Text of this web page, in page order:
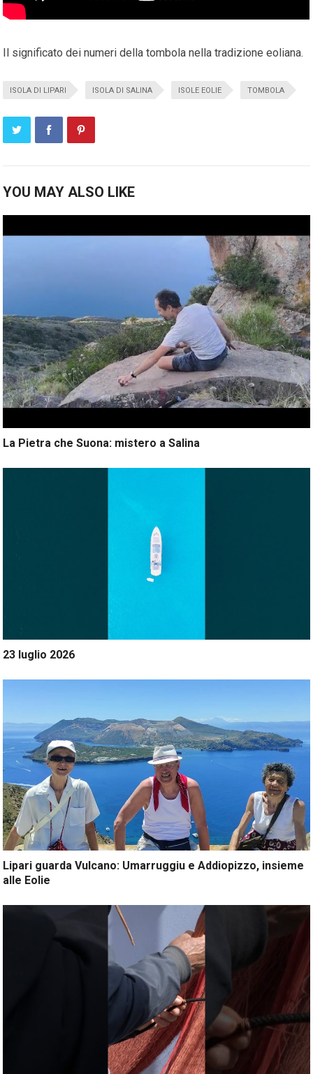
Il significato dei numeri della tombola nella tradizione eoliana.
ISOLA DI LIPARI ISOLA DI SALINA ISOLE EOLIE TOMBOLA
YOU MAY ALSO LIKE
La Pietra che Suona: mistero a Salina
23 luglio 2026
Lipari guarda Vulcano: Umarruggiu e Addiopizzo, insieme
alle Eolie